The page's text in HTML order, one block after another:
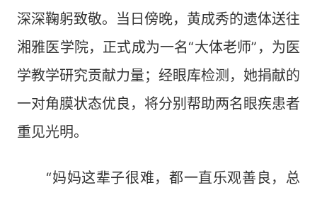
深深鞠躬致敬。当日傍晚，黄成秀的遗体送往
湘雅医学院，正式成为一名“大体老师”，为医
学教学研究贡献力量；经眼库检测，她捐献的
一对角膜状态优良，将分别帮助两名眼疾患者
重见光明。
“妈妈这辈子很难，都一直乐观善良，总